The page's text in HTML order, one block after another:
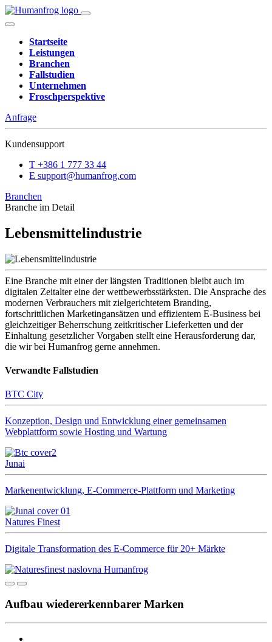
Startseite
Leistungen
Branchen
Fallstudien
Unternehmen
Froschperspektive
Anfrage
Kundensupport
T +386 1 777 33 44
E support@humanfrog.com
Branchen
Branche im Detail
Lebensmittelindustrie
Eine Branche mit einer der längsten Traditionen bleibt auch im
digitalen Zeitalter eine der wettbewerbsstärksten. Die Ansprache des
modernen Verbrauchers mit zielgerichtetem Branding,
fortschrittlichen Marketingansätzen und effizientem E‑Business bei
gleichzeitiger Beherrschung zeitkritischer Lieferketten und der
Einhaltung gesetzlicher Vorgaben stellt eine Herausforderung dar,
die wir bei Humanfrog gerne annehmen.
Verwandte Fallstudien
BTC City
Konzeption, Design und Entwicklung einer gemeinsamen
Webplattform sowie Hosting und Wartung
Junai
Markenentwicklung, E-Commerce-Plattform und Marketing
Natures Finest
Digitale Transformation des E-Commerce für 20+ Märkte
Aufbau wiedererkennbarer Marken